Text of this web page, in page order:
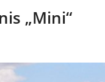
„Mini“